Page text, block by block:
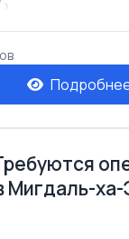
в Нетании
Мигдаль-